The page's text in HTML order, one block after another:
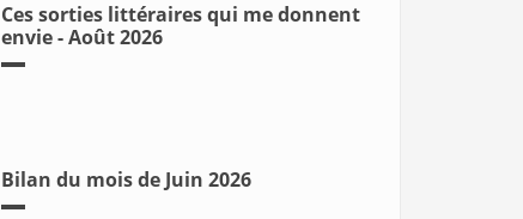
Ces sorties littéraires qui me donnent
envie - Août 2026
Bilan du mois de Juin 2026